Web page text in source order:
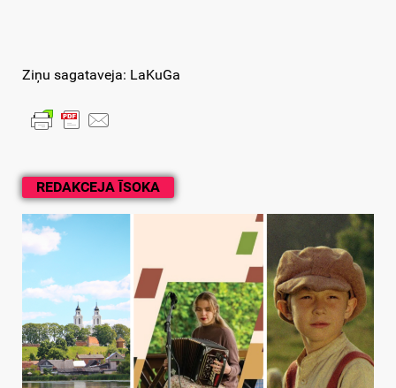
REDAKCEJA ĪSOKA
Ziņu sagataveja: LaKuGa